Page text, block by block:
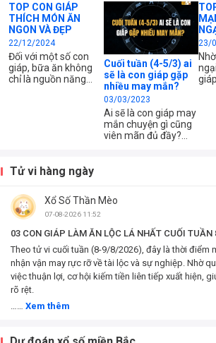
TOP CON GIÁP
THÍCH MÓN ĂN
NGON VÀ ĐẸP
22/12/2024
Đối với một số con
giáp, bữa ăn không
chỉ là nguồn năng
sang, chuộng đồ
ngon, đẹp và đắt.
Cuối tuần (4-5/3) ai
sẽ là con giáp gặp
nhiều may mắn?
03/03/2023
Ai sẽ là con giáp may
mắn chuyện gì cũng
viên mãn đủ đầy?
nhé.
23/
Tử vi hàng ngày
Xổ Số Thần Mèo
07-08-2026 11:52
03 CON GIÁP LÀM ĂN LỘC LÁ NHẤT CUỐI
Theo tử vi cuối tuần (8-9/8/2026), đây là thời điểm
nhận vận may rực rỡ về tài lộc và sự nghiệp. Nhờ
việc thuận lợi, cơ hội kiếm tiền liên tiếp xuất hiện,
rõ rệt.
Xem thêm